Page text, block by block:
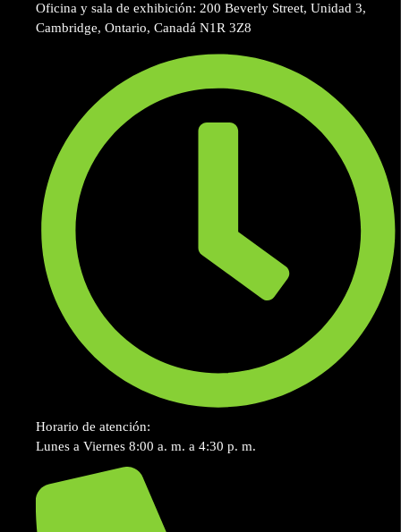
Oficina y sala de exhibición: 200 Beverly Street, Unidad 3,
Cambridge, Ontario, Canadá N1R 3Z8
Horario de atención:
Lunes a Viernes 8:00 a. m. a 4:30 p. m.